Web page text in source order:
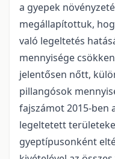
a gyepek
megállapítottuk,
való legeltetés
mennyisége
jelentősen nőtt,
pillangósok
fajszámot 2015-ben
legeltetett
gyeptípusonként